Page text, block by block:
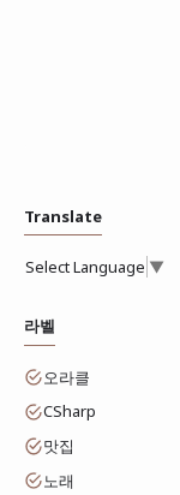
Translate
Select Language ▼
라벨
오라클
CSharp
맛집
노래